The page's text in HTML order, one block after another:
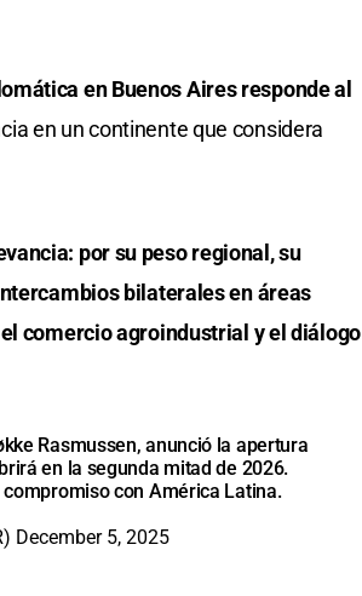
en Buenos Aires responde al
en un continente que considera
por su peso regional, su
bilaterales en áreas
comercio agroindustrial y el diálogo
Rasmussen, anunció la apertura
en la segunda mitad de 2026.
con América Latina.
December 5, 2025